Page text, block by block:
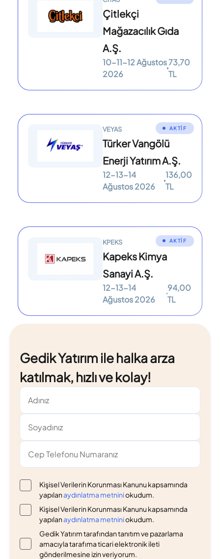
Çitlekçi
Mağazacılık Gıda
A.Ş.
10-11-12 Ağustos
2026
73,70
TL
VEYAS
Türker Vangölü
Enerji Yatırım A.Ş.
AKTİF
12-13-14
Ağustos 2026
136,00
TL
KPEKS
Kapeks Kimya
Sanayi A.Ş.
AKTİF
12-13-14
Ağustos 2026
94,00
TL
Gedik Yatırım ile halka arza
katılmak, hızlı ve kolay!
Kişisel Verilerin Korunması Kanunu kapsamında
yapılanaydınlatma metniniokudum.
Kişisel Verilerin Korunması Kanunu kapsamında
yapılanaydınlatma metniniokudum.
Gedik Yatırım tarafından tanıtım ve pazarlama
amacıyla tarafıma ticari elektronik ileti
gönderilmesine izin veriyorum.